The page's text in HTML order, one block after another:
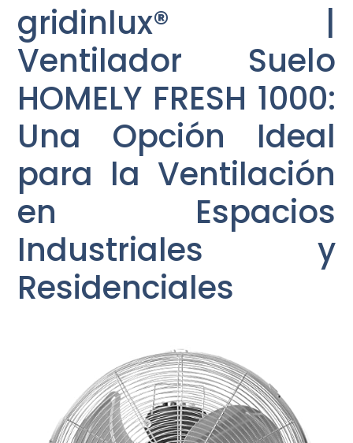
gridinlux® |
Ventilador Suelo
HOMELY FRESH 1000:
Una Opción Ideal
para la Ventilación
en Espacios
Industriales y
Residenciales